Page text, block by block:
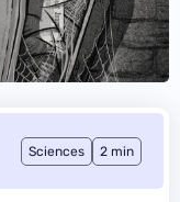
Sciences 2 min